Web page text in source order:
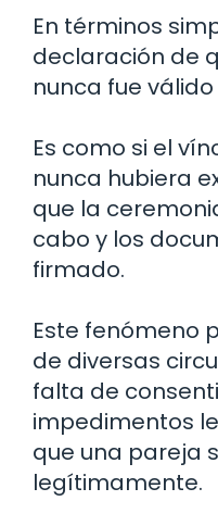
En términos
declaración de
nunca fue
Es como si el
nunca hubiera
que la
cabo y los
firmado.
Este fenómeno
de diversas
falta de
impedimentos
que una pareja
legítimamente.